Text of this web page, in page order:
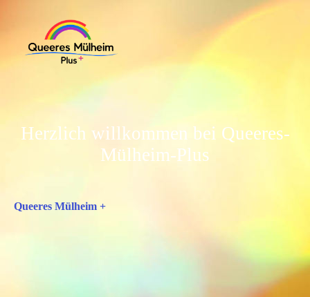
Herzlich willkommen bei Queeres-
Mülheim-Plus
Queeres Mülheim +